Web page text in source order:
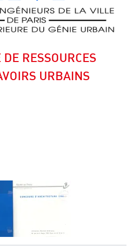
DE RESSOURCES
URBAINS